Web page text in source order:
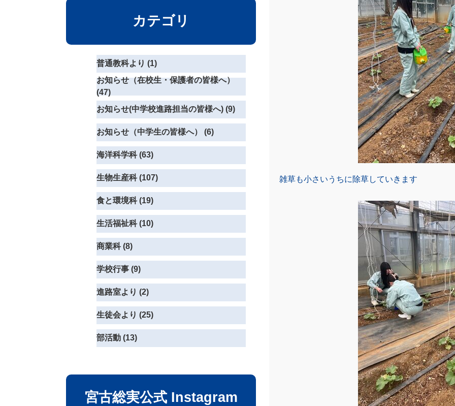
雑草も小さいうちに除草していきます
カテゴリ
普通教科より (1)
お知らせ（在校生・保護者の皆様へ）
(47)
お知らせ(中学校進路担当の皆様へ) (9)
お知らせ（中学生の皆様へ） (6)
海洋科学科 (63)
生物生産科 (107)
食と環境科 (19)
生活福祉科 (10)
商業科 (8)
学校行事 (9)
進路室より (2)
生徒会より (25)
部活動 (13)
宮古総実公式 Instagram